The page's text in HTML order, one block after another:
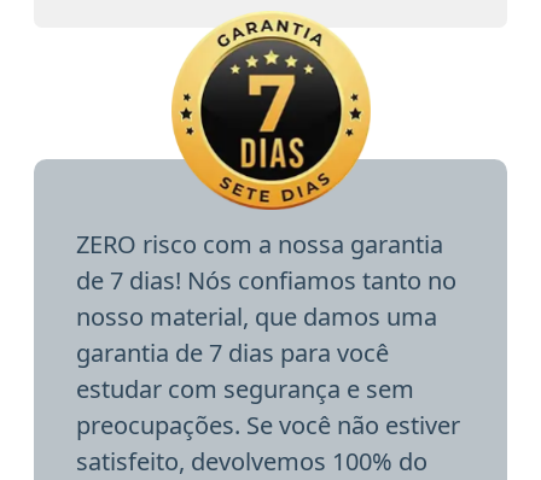
ZERO risco com a nossa garantia
de 7 dias! Nós confiamos tanto no
nosso material, que damos uma
garantia de 7 dias para você
estudar com segurança e sem
preocupações. Se você não estiver
satisfeito, devolvemos 100% do